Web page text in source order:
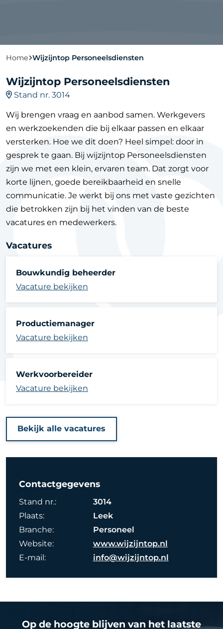
Home Wijzijntop Personeelsdiensten
Wijzijntop Personeelsdiensten
Stand nr. 3014
Wij brengen vraag en aanbod samen. Werkgevers
en werkzoekenden die bij elkaar passen en elkaar
versterken. Hoe we dit doen? Heel simpel: door in
gesprek te gaan. Bij wijzijntop Personeelsdiensten
zijn we met een klein, ervaren team. Dat zorgt voor
korte lijnen, goede bereikbaarheid en snelle
communicatie. Je werkt bij ons met vaste gezichten
die betrokken zijn bij het vinden van de beste
vacatures en medewerkers.
Vacatures
Bouwkundig beheerder
Vacature bekijken
Productiemanager
Vacature bekijken
Werkvoorbereider
Vacature bekijken
Bekijk alle vacatures
Contactgegevens
Stand nr.:
3014
Plaats:
Leek
Branche:
Personeel
Website:
www.wijzijntop.nl
E-mail:
info@wijzijntop.nl
Op de hoogte blijven van het laatste